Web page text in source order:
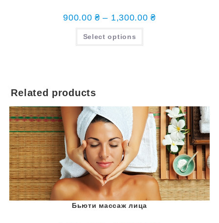
900.00₴ – 1,300.00₴
Select options
Related products
Бьюти массаж лица